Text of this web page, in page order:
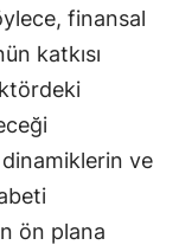
finansal
katkısı
ve
ön plana